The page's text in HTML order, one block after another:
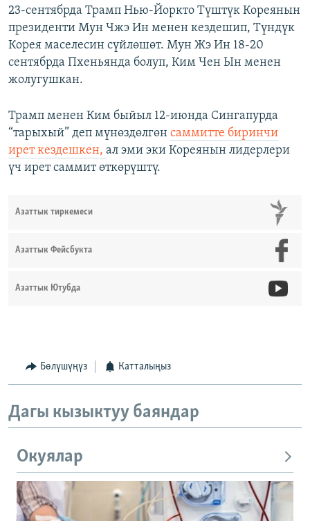
23-сентябрда Трамп Нью-Йоркто Түштүк Кореянын
президенти Мун Чжэ Ин менен кездешип, Түндүк
Корея маселесин сүйлөшөт. Мун Жэ Ин 18-20
сентябрда Пхеньянда болуп, Ким Чен Ын менен
жолугушкан.
Трамп менен Ким быйыл 12-июнда Сингапурда
“тарыхый” деп мүнөздөлгөн саммитте биринчи
ирет кездешкен, ал эми эки Кореянын лидерлери
үч ирет саммит өткөрүштү.
Азаттык тиркемеси
Азаттык Фейсбукта
Азаттык Ютубда
Бөлүшүңүз Катталыңыз
Дагы кызыктуу баяндар
Окуялар